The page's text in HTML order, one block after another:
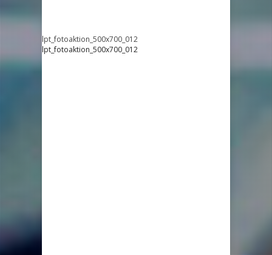
lpt_fotoaktion_500x700_012
lpt_fotoaktion_500x700_012